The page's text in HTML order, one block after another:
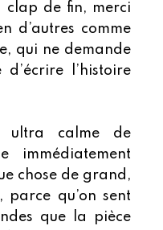
clap de fin, merci
d’autres comme
qui ne demande
d’écrire l’histoire
ultra calme de
immédiatement
chose de grand,
parce qu’on sent
que la pièce